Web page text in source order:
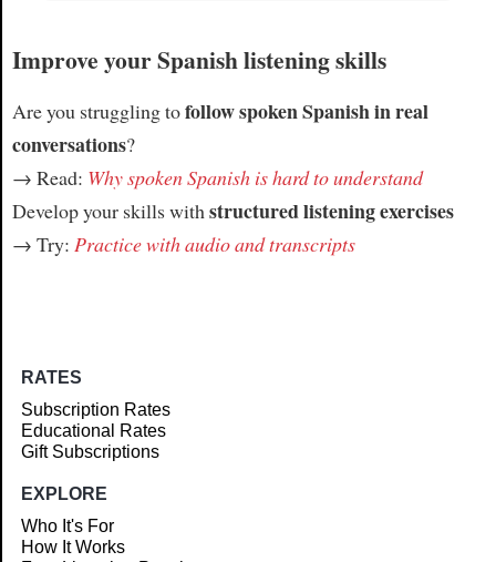
Improve your Spanish listening skills
Are you struggling tofollow spoken Spanish in real
conversations?
→ Read: Why spoken Spanish is hard to understand
Develop your skills with structured listening exercises
→ Try: Practice with audio and transcripts
RATES
Subscription Rates
Educational Rates
Gift Subscriptions
EXPLORE
Who It's For
How It Works